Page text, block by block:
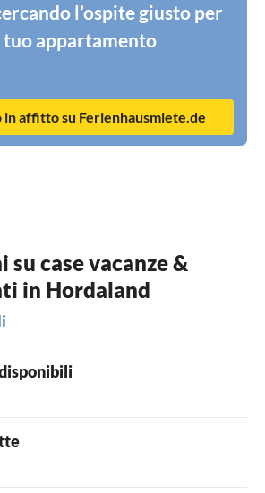
l’ospite giusto per
tuo appartamento
affitto su Ferienhausmiete.de
case vacanze &
in Hordaland